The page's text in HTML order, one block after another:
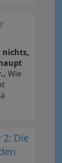
nichts,
Wie
Die